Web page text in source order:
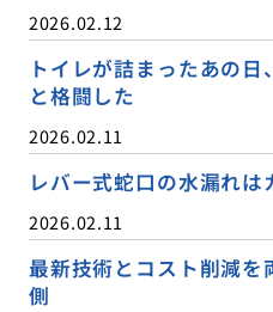
2026.02.12
トイレが詰まったあの
と格闘した
2026.02.11
レバー式蛇口の水漏れ
2026.02.11
最新技術とコスト削減
側